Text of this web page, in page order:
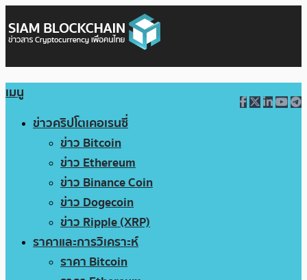
เมนู
ข่าวคริปโตเคอเรนซี่
ข่าว Bitcoin
ข่าว Ethereum
ข่าว Binance Coin
ข่าว Dogecoin
ข่าว Ripple (XRP)
ราคาและการวิเคราะห์
ราคา Bitcoin